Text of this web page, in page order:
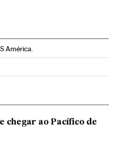
América.
en Instagram
en Facebook
chegar ao Pacífico de